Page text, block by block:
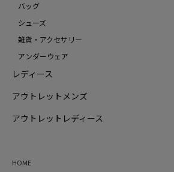
バッグ
シューズ
雑貨・アクセサリー
アンダーウェア
レディース
アウトレットメンズ
アウトレットレディース
HOME